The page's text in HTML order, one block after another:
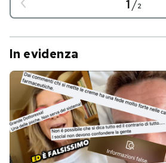
1/2
In evidenza